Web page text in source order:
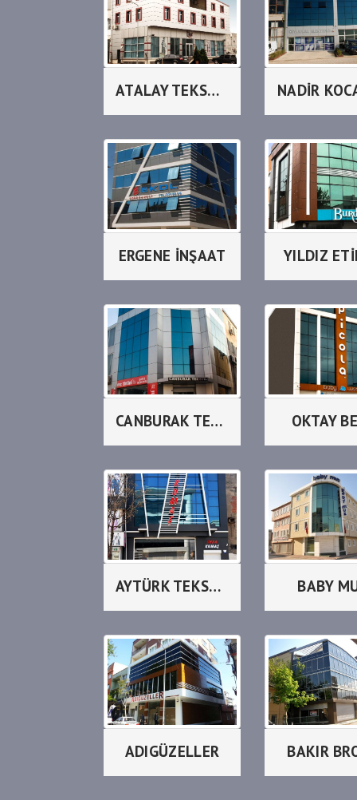
ATALAY TEKSTİL_LİLAX NADİR
ERGENE İNŞAAT YILDIZ
CANBURAK TEKSTİL OKTAY
AYTÜRK TEKSTİL BABY
ADIGÜZELLER BAKIR